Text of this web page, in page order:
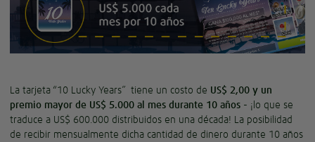
La tarjeta “10 Lucky Years” tiene un costo de US$ 2,00 y un
premio mayor de US$ 5.000 al mes durante 10 años - ¡lo que se
traduce a US$ 600.000 distribuidos en una década! La posibilidad
de recibir mensualmente dicha cantidad de dinero durante 10 años